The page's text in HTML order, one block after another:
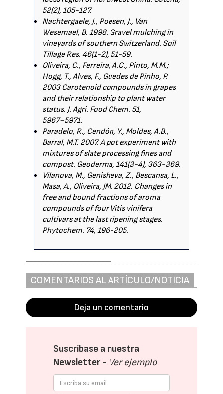
52(2), 105-127.
Nachtergaele, J., Poesen, J., Van
Wesemael, B. 1998. Gravel mulching in
vineyards of southern Switzerland. Soil
Tillage Res. 46(1-2), 51-59.
Oliveira, C., Ferreira, A.C., Pinto, M.M.;
Hogg, T., Alves, F., Guedes de Pinho, P.
2003 Carotenoid compounds in grapes
and their relationship to plant water
status. J. Agri. Food Chem. 51,
5967−5971.
Paradelo, R., Cendón, Y., Moldes, A.B.,
Barral, M.T. 2007. A pot experiment with
mixtures of slate processing fines and
compost. Geoderma, 141(3-4), 363-369.
Vilanova, M., Genisheva, Z., Bescansa, L.,
Masa, A., Oliveira, JM. 2012. Changes in
free and bound fractions of aroma
compounds of four Vitis vinifera
cultivars at the last ripening stages.
Phytochem. 74, 196-205.
COMENTARIOS AL ARTÍCULO/NOTICIA
Deja un comentario
Suscríbase a nuestra
Newsletter - Ver ejemplo